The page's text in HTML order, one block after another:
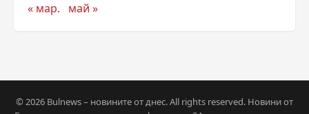
« мар.
май »
© 2026 Bulnews – новините от днес. All rights reserved. Новини от